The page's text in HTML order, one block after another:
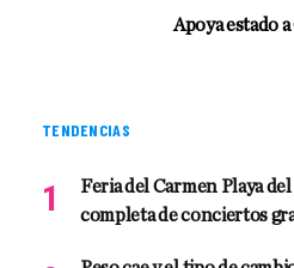
Apoya estado
TENDENCIAS
Feria del Carmen Playa
completa de conciertos